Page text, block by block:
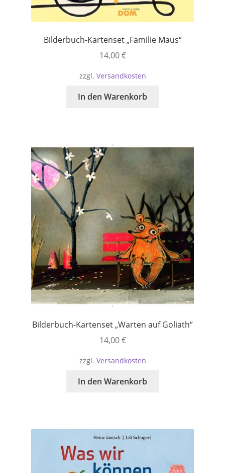
Bilderbuch-Kartenset „Familie Maus“
14,00€
zzgl. Versandkosten
In den Warenkorb
Bilderbuch-Kartenset „Warten auf Goliath“
14,00€
zzgl. Versandkosten
In den Warenkorb